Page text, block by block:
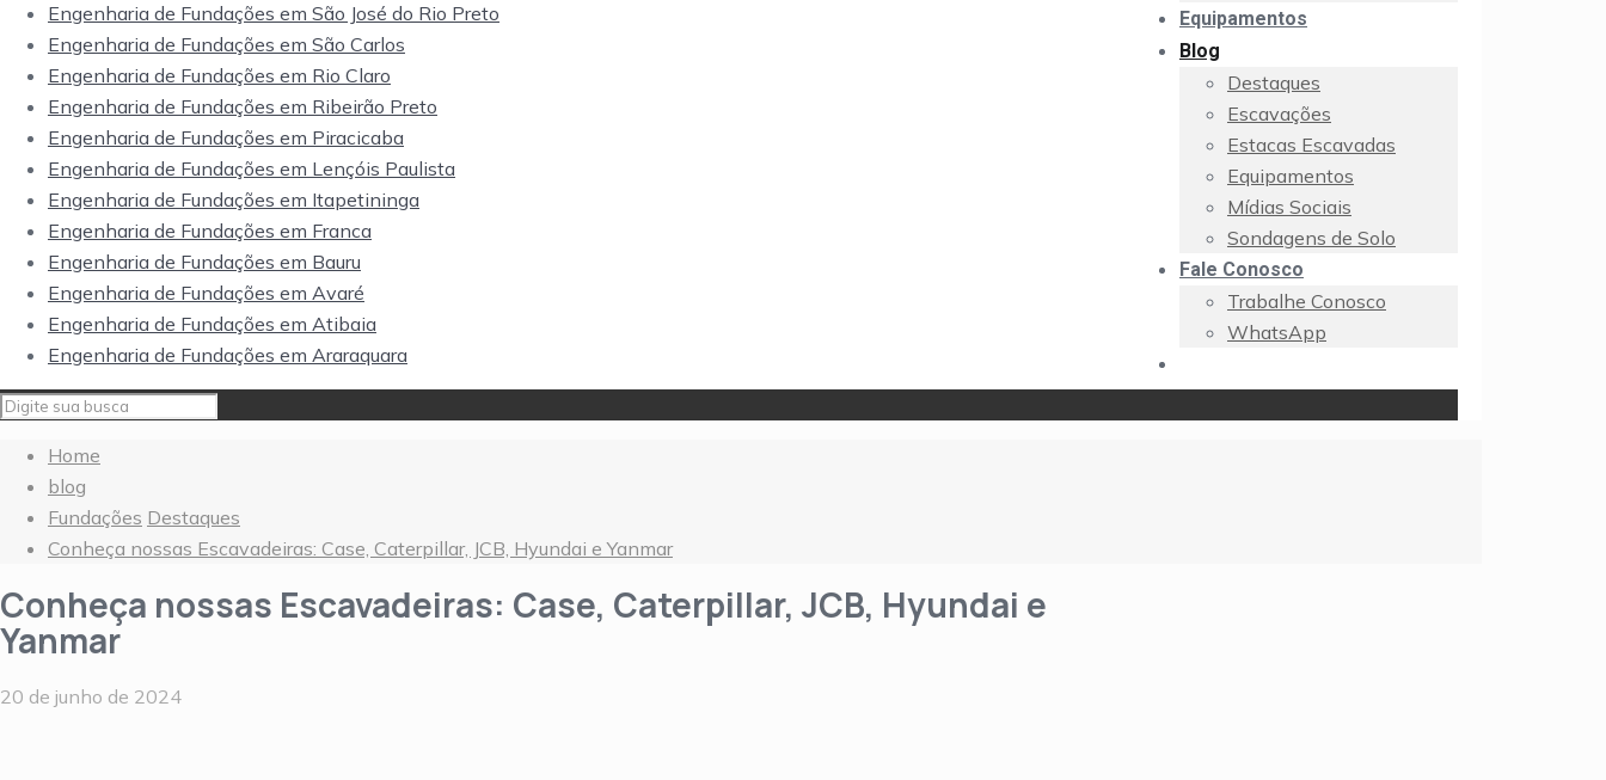
Equipamentos
Blog
Destaques
Escavações
Estacas Escavadas
Equipamentos
Mídias Sociais
Sondagens de Solo
Fale Conosco
Trabalhe Conosco
WhatsApp
Engenharia de Fundações em São José do Rio Preto
Engenharia de Fundações em São Carlos
Engenharia de Fundações em Rio Claro
Engenharia de Fundações em Ribeirão Preto
Engenharia de Fundações em Piracicaba
Engenharia de Fundações em Lençóis Paulista
Engenharia de Fundações em Itapetininga
Engenharia de Fundações em Franca
Engenharia de Fundações em Bauru
Engenharia de Fundações em Avaré
Engenharia de Fundações em Atibaia
Engenharia de Fundações em Araraquara
Home
blog
Fundações Destaques
Conheça nossas Escavadeiras: Case, Caterpillar, JCB, Hyundai e Yanmar
Conheça nossas Escavadeiras: Case, Caterpillar, JCB, Hyundai e
Yanmar
20 de junho de 2024